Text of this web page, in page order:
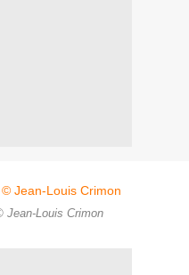
Jean-Louis Crimon